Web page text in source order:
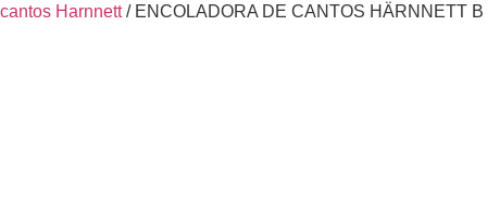
cantos Harnnett/ ENCOLADORA DE CANTOS HÄRNNETT B